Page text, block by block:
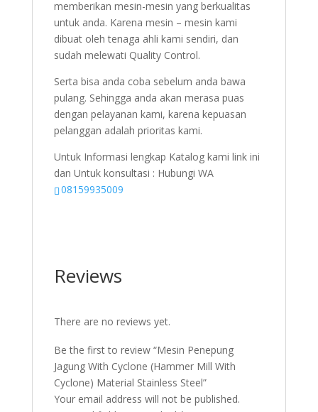
memberikan mesin-mesin yang berkualitas
untuk anda. Karena mesin – mesin kami
dibuat oleh tenaga ahli kami sendiri, dan
sudah melewati Quality Control.
Serta bisa anda coba sebelum anda bawa
pulang. Sehingga anda akan merasa puas
dengan pelayanan kami, karena kepuasan
pelanggan adalah prioritas kami.
Untuk Informasi lengkap Katalog kami link ini
dan Untuk konsultasi : Hubungi WA
08159935009
Reviews
There are no reviews yet.
Be the first to review “Mesin Penepung
Jagung With Cyclone (Hammer Mill With
Cyclone) Material Stainless Steel”
Your email address will not be published.